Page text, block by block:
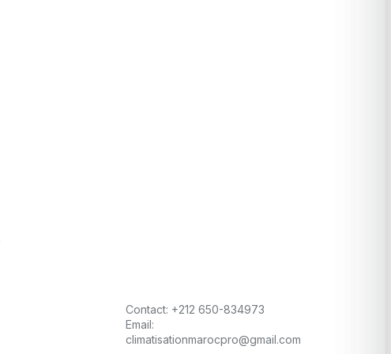
Contact: +212 650-834973
Email:
climatisationmarocpro@gmail.com